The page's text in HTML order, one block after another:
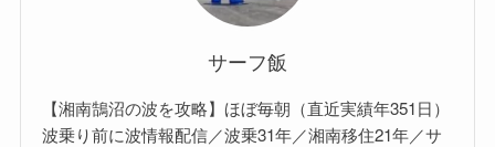
サーフ飯
【湘南鵠沼の波を攻略】ほぼ毎朝（直近実績年351日）
波乗り前に波情報配信／波乗31年／湘南移住21年／サ